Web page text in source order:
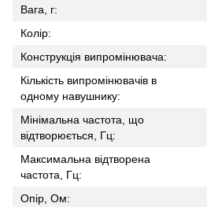
Вага, г:
Колір:
Конструкція випромінювача:
Кількість випромінювачів в
одному навушнику:
Мінімальна частота, що
відтворюється, Гц:
Максимальна відтворена
частота, Гц:
Опір, Ом: